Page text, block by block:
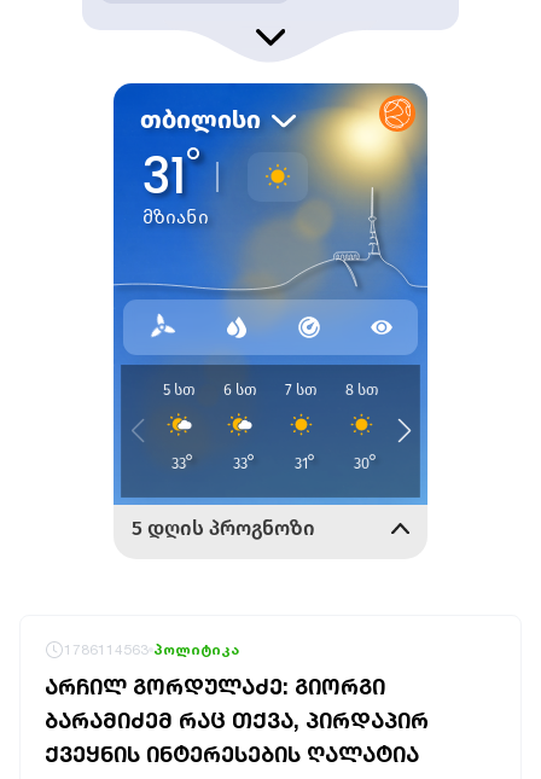
1786114563 პოლიტიკა
ᲐᲠᲩᲘᲚ ᲒᲝᲠᲓᲣᲚᲐᲫᲔ: ᲒᲘᲝᲠᲒᲘ
ᲑᲐᲠᲐᲛᲘᲫᲔᲛ ᲠᲐᲪ ᲗᲥᲕᲐ, ᲞᲘᲠᲓᲐᲞᲘᲠ
ᲥᲕᲔᲧᲜᲘᲡ ᲘᲜᲢᲔᲠᲔᲡᲔᲑᲘᲡ ᲦᲐᲚᲐᲢᲘᲐ